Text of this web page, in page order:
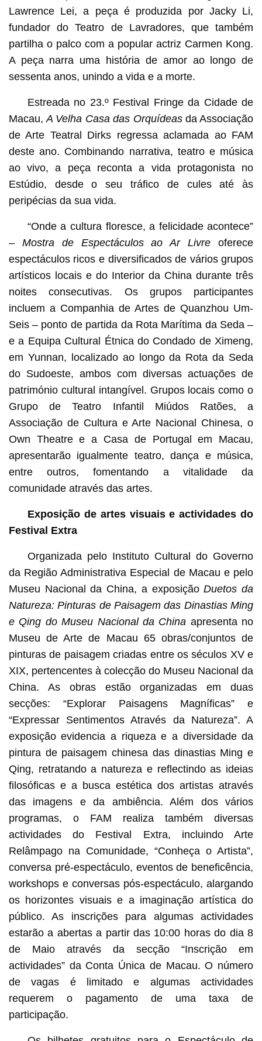
Lawrence Lei, a peça é produzida por Jacky Li,
fundador do Teatro de Lavradores, que também
partilha o palco com a popular actriz Carmen Kong.
A peça narra uma história de amor ao longo de
sessenta anos, unindo a vida e a morte.
Estreada no 23.º Festival Fringe da Cidade de
Macau,A Velha Casa das Orquídeasda Associação
de Arte Teatral Dirks regressa aclamada ao FAM
deste ano. Combinando narrativa, teatro e música
ao vivo, a peça reconta a vida protagonista no
Estúdio, desde o seu tráfico de cules até às
peripécias da sua vida.
“Onde a cultura floresce, a felicidade acontece”
– Mostra de Espectáculos ao ArLivre oferece
espectáculos ricos e diversificados de vários grupos
artísticos locais e do Interior da China durante três
noites consecutivas. Os grupos participantes
incluem a Companhia de Artes de Quanzhou Um-
Seis – ponto de partida da Rota Marítima da Seda –
e a Equipa Cultural Étnica do Condado de Ximeng,
em Yunnan, localizado ao longo da Rota da Seda
do Sudoeste, ambos com diversas actuações de
património cultural intangível. Grupos locais como o
Grupo de Teatro Infantil Miúdos Ratões, a
Associação de Cultura e Arte Nacional Chinesa, o
Own Theatre e a Casa de Portugal em Macau,
apresentarão igualmente teatro, dança e música,
entre outros, fomentando a vitalidade da
comunidade através das artes.
Exposição de artes visuais e actividades do
Festival Extra
Organizada pelo Instituto Cultural do Governo
da Região Administrativa Especial de Macau e pelo
Museu Nacional da China, a exposiçãoDuetos da
Natureza: Pinturas de Paisagem das Dinastias Ming
e Qing do Museu Nacional da China apresenta no
Museu de Arte de Macau 65 obras/conjuntos de
pinturas de paisagem criadas entre os séculos XV e
XIX, pertencentes à colecção do Museu Nacional da
China. As obras estão organizadas em duas
secções: “Explorar Paisagens Magníficas” e
“Expressar Sentimentos Através da Natureza”. A
exposição evidencia a riqueza e a diversidade da
pintura de paisagem chinesa das dinastias Ming e
Qing, retratando a natureza e reflectindo as ideias
filosóficas e a busca estética dos artistas através
das imagens e da ambiência. Além dos vários
programas, o FAM realiza também diversas
actividades do Festival Extra, incluindo Arte
Relâmpago na Comunidade, “Conheça o Artista”,
conversa pré-espectáculo, eventos de beneficência,
workshops e conversas pós-espectáculo, alargando
os horizontes visuais e a imaginação artística do
público. As inscrições para algumas actividades
estarão a abertas a partir das 10:00 horas do dia 8
de Maio através da secção “Inscrição em
actividades” da Conta Única de Macau. O número
de vagas é limitado e algumas actividades
requerem o pagamento de uma taxa de
participação.